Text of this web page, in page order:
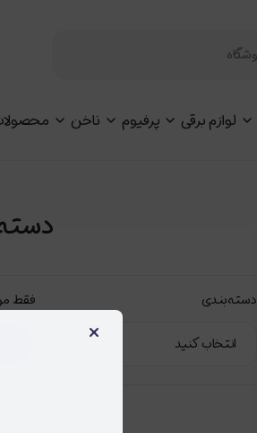
لوازم برقی پرفیوم ناخن
دسته‌بندی
انتخاب کنید
فقط
×